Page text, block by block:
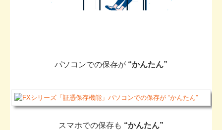
パソコンでの保存が “かんたん”
スマホでの保存も “かんたん”